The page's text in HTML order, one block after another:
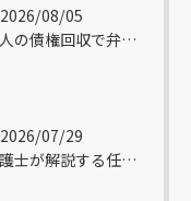
2026/08/05
個人の債権回収で弁護士が教えるトラブル対応法
2026/07/29
弁護士が解説する任意整理の流れ